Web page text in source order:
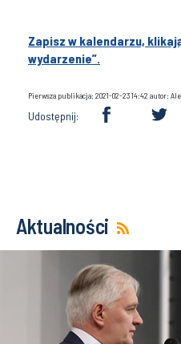
Zapisz w kalendarzu,
wydarzenie”.
Pierwsza publikacja: 2021-02-23 14:42 autor:
Udostępnij:
Aktualności